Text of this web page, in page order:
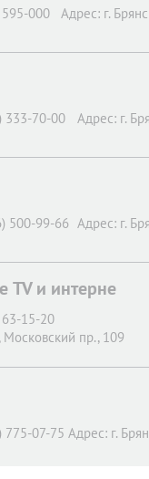
000 Адрес: г.
333-70-00 Адрес: г.
500-99-66 Адрес: г.
TV и интерне
15-20
Московский пр., 109
775-07-75 Адрес: г.